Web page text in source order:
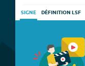
SIGNE DÉFINITION LSF